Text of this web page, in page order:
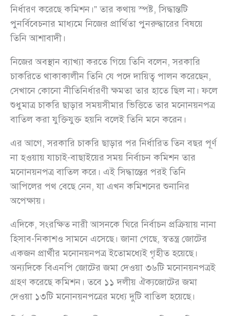
নির্ধারণ করেছে কমিশন।” তার কথায় স্পষ্ট, সিদ্ধান্তটি
পুনর্বিবেচনার মাধ্যমে নিজের প্রার্থিতা পুনরুদ্ধারের বিষয়ে
তিনি আশাবাদী।
নিজের অবস্থান ব্যাখ্যা করতে গিয়ে তিনি বলেন, সরকারি
চাকরিতে থাকাকালীন তিনি যে পদে দায়িত্ব পালন করেছেন,
সেখানে কোনো নীতিনির্ধারণী ক্ষমতা তার হাতে ছিল না। ফলে
শুধুমাত্র চাকরি ছাড়ার সময়সীমার ভিত্তিতে তার মনোনয়নপত্র
বাতিল করা যুক্তিযুক্ত হয়নি বলেই তিনি মনে করেন।
এর আগে, সরকারি চাকরি ছাড়ার পর নির্ধারিত তিন বছর পূর্ণ
না হওয়ায় যাচাই-বাছাইয়ের সময় নির্বাচন কমিশন তার
মনোনয়নপত্র বাতিল করে। এই সিদ্ধান্তের পরই তিনি
আপিলের পথ বেছে নেন, যা এখন কমিশনের শুনানির
অপেক্ষায়।
এদিকে, সংরক্ষিত নারী আসনকে ঘিরে নির্বাচন প্রক্রিয়ায় নানা
হিসাব-নিকাশও সামনে এসেছে। জানা গেছে, স্বতন্ত্র জোটের
একজন প্রার্থীর মনোনয়নপত্র ইতোমধ্যেই গৃহীত হয়েছে।
অন্যদিকে বিএনপি জোটের জমা দেওয়া ৩৬টি মনোনয়নপত্রই
গ্রহণ করেছে কমিশন। তবে ১১ দলীয় ঐক্যজোটের জমা
দেওয়া ১৩টি মনোনয়নপত্রের মধ্যে দুটি বাতিল হয়েছে।